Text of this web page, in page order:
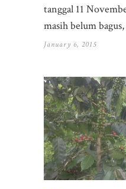
tanggal 11
masih belum
January 6, 2015